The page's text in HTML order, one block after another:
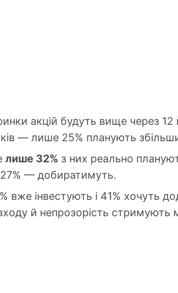
акцій будуть вище через 12
— лише 25% планують
лише 32% з них реально
— добиратимуть.
вже інвестують і 41% хочуть
й непрозорість стримують